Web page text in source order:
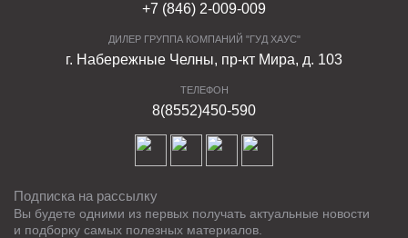
+7 (846) 2-009-009
ДИЛЕР ГРУППА КОМПАНИЙ "ГУД ХАУС"
г. Набережные Челны, пр-кт Мира, д. 103
ТЕЛЕФОН
8(8552)450-590
Подписка на рассылку
Вы будете одними из первых получать актуальные новости
и подборку самых полезных материалов.